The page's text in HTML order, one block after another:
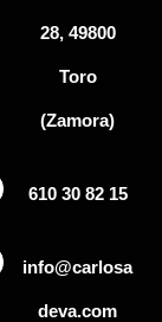
28, 49800
Toro
(Zamora)
610 30 82 15
info@carlosa
deva.com